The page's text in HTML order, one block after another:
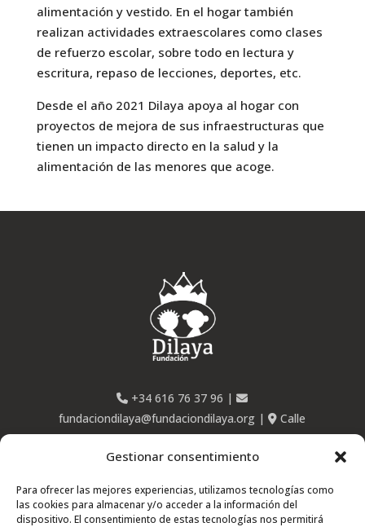
Gestionar consentimiento
Para ofrecer las mejores experiencias, utilizamos tecnologías como
las cookies para almacenar y/o acceder a la información del
dispositivo. El consentimiento de estas tecnologías nos permitirá
alimentación y vestido. En el hogar también
realizan actividades extraescolares como clases
de refuerzo escolar, sobre todo en lectura y
escritura, repaso de lecciones, deportes, etc.
Desde el año 2021 Dilaya apoya al hogar con
proyectos de mejora de sus infraestructuras que
tienen un impacto directo en la salud y la
alimentación de las menores que acoge.
+34 616 76 37 96 |
fundaciondilaya@fundaciondilaya.org |
Calle
Ponzano, 63 – 28003 Madrid